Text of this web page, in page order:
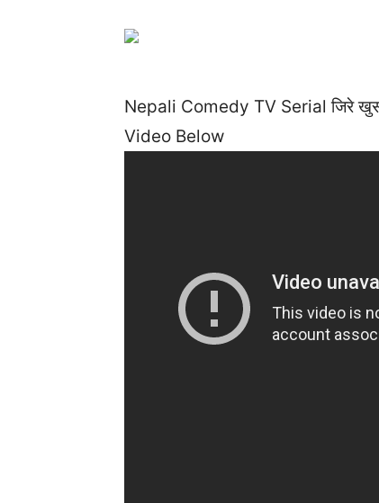
Nepali Comedy TV Serial जिरे
Video Below